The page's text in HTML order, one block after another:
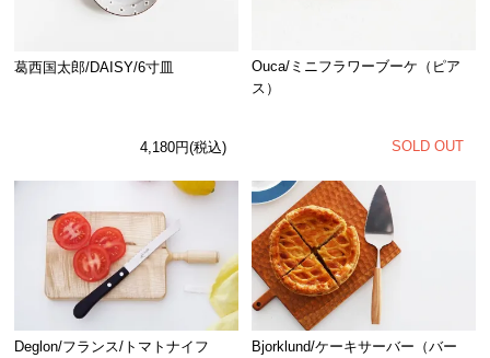
葛西国太郎/DAISY/6寸皿
4,180円(税込)
Ouca/ミニフラワーブーケ（ピア
ス）
SOLD OUT
Deglon/フランス/トマトナイフ
Bjorklund/ケーキサーバー（バー